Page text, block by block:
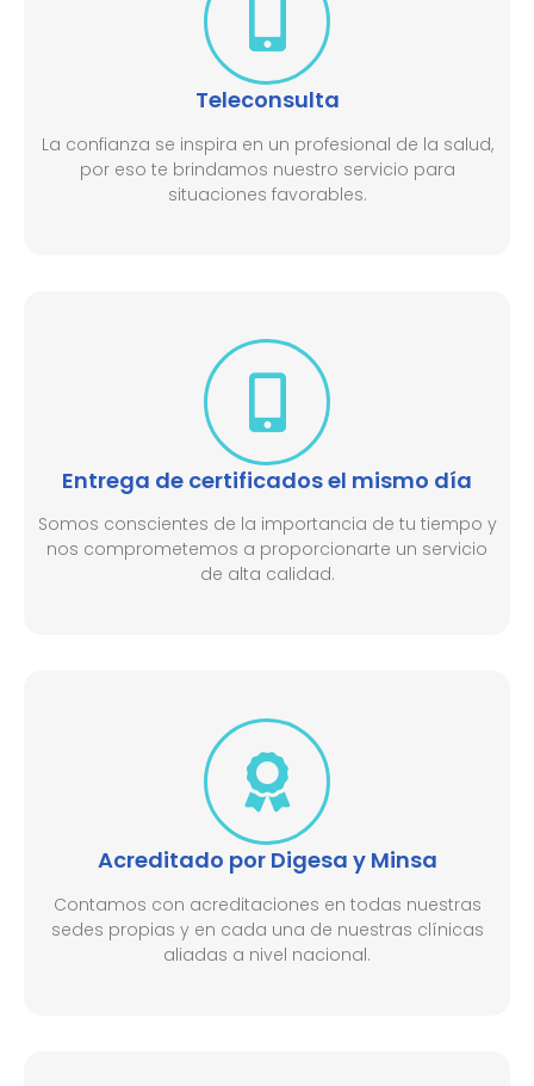
Teleconsulta
La confianza se inspira en un profesional de la salud,
por eso te brindamos nuestro servicio para
situaciones favorables.
Entrega de certificados el mismo día
Somos conscientes de la importancia de tu tiempo y
nos comprometemos a proporcionarte un servicio
de alta calidad.
Acreditado por Digesa y Minsa​
Contamos con acreditaciones en todas nuestras
sedes propias y en cada una de nuestras clínicas
aliadas a nivel nacional.